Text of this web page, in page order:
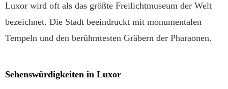
Luxor wird oft als das größte Freilichtmuseum der Welt
bezeichnet. Die Stadt beeindruckt mit monumentalen
Tempeln und den berühmtesten Gräbern der Pharaonen.
Sehenswürdigkeiten in Luxor